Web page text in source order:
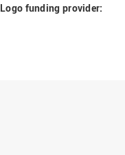
Logo funding provider: